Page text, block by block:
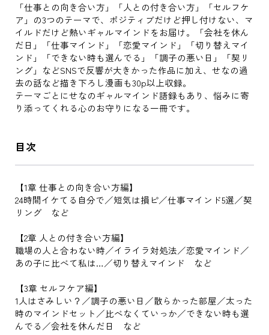
「仕事との向き合い方」「人との付き合い方」「セルフケ
ア」の3つのテーマで、ポジティブだけど押し付けない、マ
イルドだけど熱いギャルマインドをお届け。「会社を休ん
だ日」「仕事マインド」「恋愛マインド」「切り替えマイ
ンド」「できない時も選んでる」「調子の悪い日」「契リ
ング」などSNSで反響が大きかった作品に加え、せなの過
去の話など描き下ろし漫画も30p以上収録。
テーマごとにせなのギャルマインド語録もあり、悩みに寄
り添ってくれる心のお守りになる一冊です。
目次
【1章 仕事との向き合い方編】
24時間イケてる自分で／短気は損ピ／仕事マインド5選／契
リング など
【2章 人との付き合い方編】
職場の人と合わない時／イライラ対処法／恋愛マインド／
あの子に比べて私は…／切り替えマインド など
【3章 セルフケア編】
1人はさみしい？／調子の悪い日／散らかった部屋／太った
時のマインドセット／比べなくていっか／できない時も選
んでる／会社を休んだ日 など